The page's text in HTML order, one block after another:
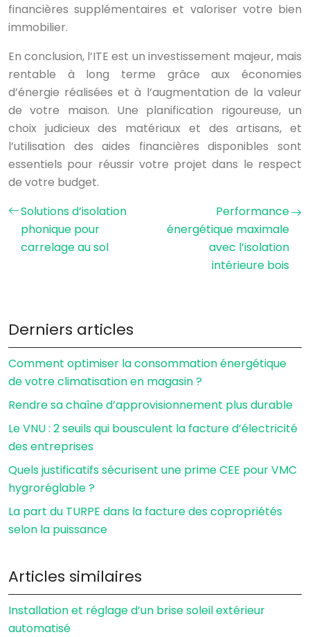
financières supplémentaires et valoriser votre bien
immobilier.
En conclusion, l’ITE est un investissement majeur, mais
rentable à long terme grâce aux économies
d’énergie réalisées et à l’augmentation de la valeur
de votre maison. Une planification rigoureuse, un
choix judicieux des matériaux et des artisans, et
l’utilisation des aides financières disponibles sont
essentiels pour réussir votre projet dans le respect
de votre budget.
Solutions d’isolation
phonique pour
carrelage au sol
Performance
énergétique maximale
avec l’isolation
intérieure bois
Derniers articles
Comment optimiser la consommation énergétique
de votre climatisation en magasin ?
Rendre sa chaîne d’approvisionnement plus durable
Le VNU : 2 seuils qui bousculent la facture d’électricité
des entreprises
Quels justificatifs sécurisent une prime CEE pour VMC
hygroréglable ?
La part du TURPE dans la facture des copropriétés
selon la puissance
Articles similaires
Installation et réglage d’un brise soleil extérieur
automatisé